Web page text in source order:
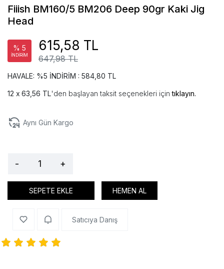
Fiiish BM160/5 BM206 Deep 90gr Kaki Jig
Head
% 5
İNDİRİM 647,98 TL
615,58 TL
HAVALE: %5 İNDİRİM : 584,80 TL
63,56 TL'den başlayan taksit seçenekleri içintıklayın.
Aynı Gün Kargo
- +
SEPETE EKLE HEMEN AL
Satıcıya Danış